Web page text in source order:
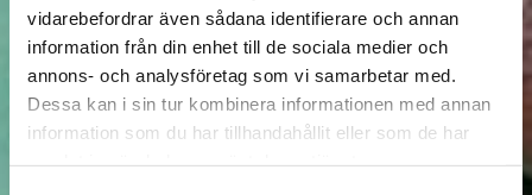
vidarebefordrar även sådana identifierare och annan
information från din enhet till de sociala medier och
annons- och analysföretag som vi samarbetar med.
Dessa kan i sin tur kombinera informationen med annan
information som du har tillhandahållit eller som de har